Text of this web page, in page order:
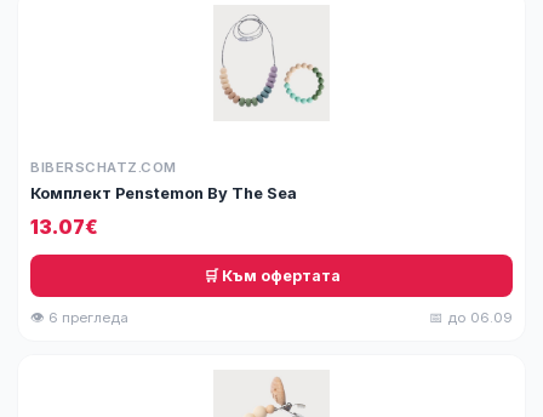
BIBERSCHATZ.COM
Комплект Penstemon By The Sea
13.07€
🛒 Към офертата
👁 6 прегледа 📅 до 06.09